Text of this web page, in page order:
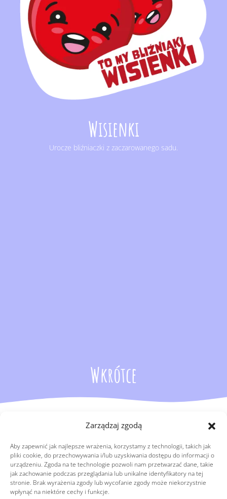
Zarządzaj zgodą
Aby zapewnić jak najlepsze wrażenia, korzystamy z technologii, takich jak
pliki cookie, do przechowywania i/lub uzyskiwania dostępu do informacji o
urządzeniu. Zgoda na te technologie pozwoli nam przetwarzać dane, takie
jak zachowanie podczas przeglądania lub unikalne identyfikatory na tej
stronie. Brak wyrażenia zgody lub wycofanie zgody może niekorzystnie
wpłynąć na niektóre cechy i funkcje.
Wisienki
Urocze bliźniaczki z zaczarowanego sadu.
Wkrótce
Copyright © 2026